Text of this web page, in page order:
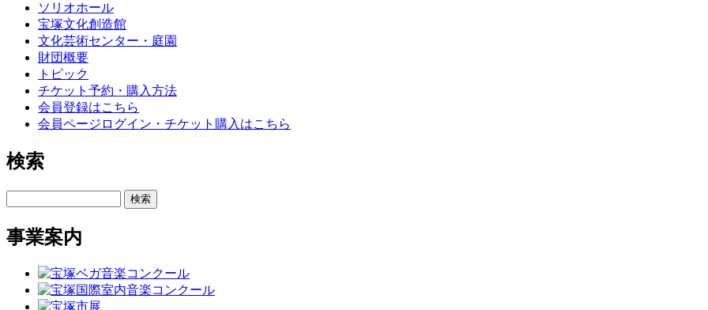
ソリオホール
宝塚文化創造館
文化芸術センター・庭園
財団概要
トピック
チケット予約・購入方法
会員登録はこちら
会員ページログイン・チケット購入はこちら
検索
検索
事業案内